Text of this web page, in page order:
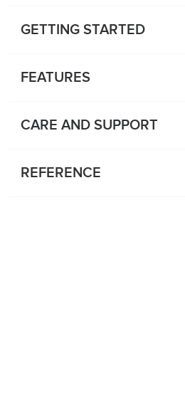
GETTING STARTED
FEATURES
CARE AND SUPPORT
REFERENCE